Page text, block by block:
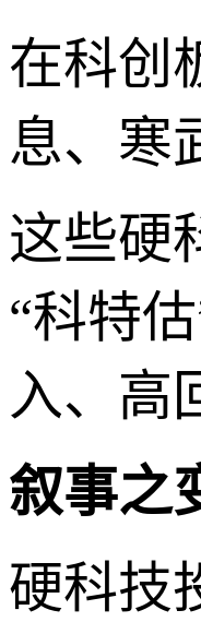
在科创
息、寒
这些硬
“科特
入、高
叙事之
硬科技